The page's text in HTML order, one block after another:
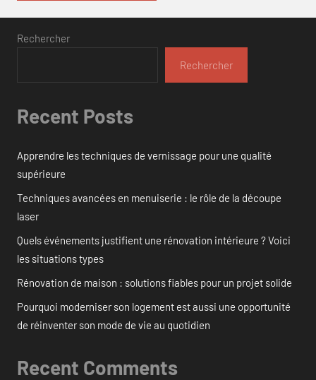
Rechercher
Rechercher
Recent Posts
Apprendre les techniques de vernissage pour une qualité
supérieure
Techniques avancées en menuiserie : le rôle de la découpe
laser
Quels événements justifient une rénovation intérieure ? Voici
les situations types
Rénovation de maison : solutions fiables pour un projet solide
Pourquoi moderniser son logement est aussi une opportunité
de réinventer son mode de vie au quotidien
Recent Comments